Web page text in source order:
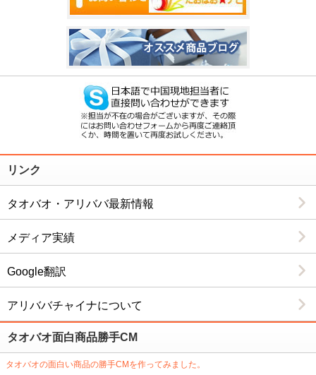
９月２９日～１０月７日までは中国は大型連休に入りま
すので、見積りや発送業務等に支障がでることが予想さ
れます。お急ぎの御注文はお早めにご連絡ください。
2012/8/1
タオバオナビ５周年を迎え、６年目に突入しました。
40%割引継続中となっております。
2012/7/16
タオバオナビホームページリニューアルしました。
2012/4/26
４月２８日～５月６日まではゴールデンウィークの大型
連休でお休みとなります、ご了承お願い致します
2012/4/23
後にアクセスすれば、残金情報、注文入荷状況、発送状
態、発送形態やトラッキング№等の各種ステータスを取
引ナビ風に見ることが可能です。便利な機能満載ですの
で是非利用してみてください。
リンク
タオバオ・アリババ最新情報
メディア実績
Google翻訳
アリババチャイナについて
タオバオ面白商品勝手CM
タオバオの面白い商品の勝手CMを作ってみました。